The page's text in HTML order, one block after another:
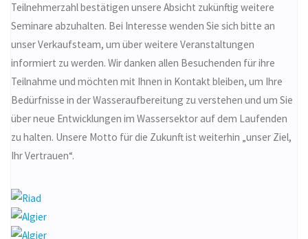
Teilnehmerzahl bestätigen unsere Absicht zukünftig weitere
Seminare abzuhalten. Bei Interesse wenden Sie sich bitte an
unser Verkaufsteam, um über weitere Veranstaltungen
informiert zu werden. Wir danken allen Besuchenden für ihre
Teilnahme und möchten mit Ihnen in Kontakt bleiben, um Ihre
Bedürfnisse in der Wasseraufbereitung zu verstehen und um Sie
über neue Entwicklungen im Wassersektor auf dem Laufenden
zu halten. Unsere Motto für die Zukunft ist weiterhin „unser Ziel,
Ihr Vertrauen“.